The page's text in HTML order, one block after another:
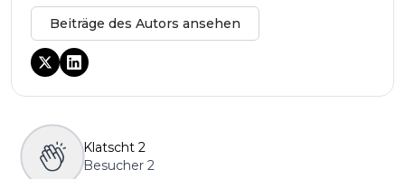
Beiträge des Autors ansehen
Klatscht 2
Besucher 2